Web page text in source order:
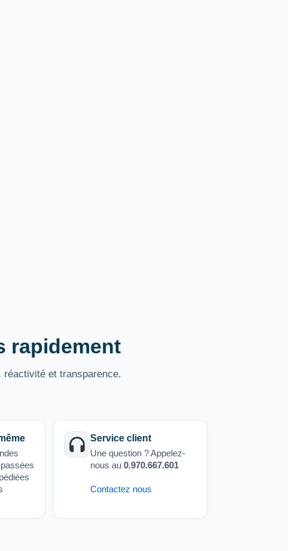
rapidement
réactivité et transparence.
Service client
Une question ? Appelez-
nous au 0.970.667.601
Contactez nous